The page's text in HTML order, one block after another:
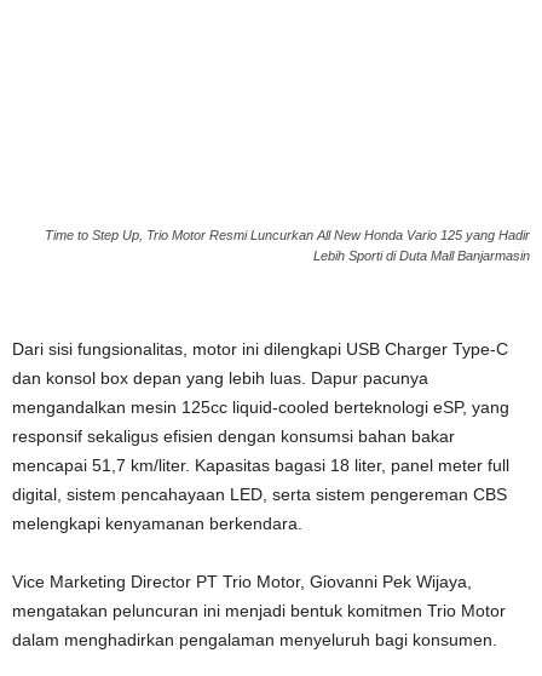
Time to Step Up, Trio Motor Resmi Luncurkan All New Honda Vario 125 yang Hadir
Lebih Sporti di Duta Mall Banjarmasin
Dari sisi fungsionalitas, motor ini dilengkapi USB Charger Type-C
dan konsol box depan yang lebih luas. Dapur pacunya
mengandalkan mesin 125cc liquid-cooled berteknologi eSP, yang
responsif sekaligus efisien dengan konsumsi bahan bakar
mencapai 51,7 km/liter. Kapasitas bagasi 18 liter, panel meter full
digital, sistem pencahayaan LED, serta sistem pengereman CBS
melengkapi kenyamanan berkendara.
Vice Marketing Director PT Trio Motor, Giovanni Pek Wijaya,
mengatakan peluncuran ini menjadi bentuk komitmen Trio Motor
dalam menghadirkan pengalaman menyeluruh bagi konsumen.